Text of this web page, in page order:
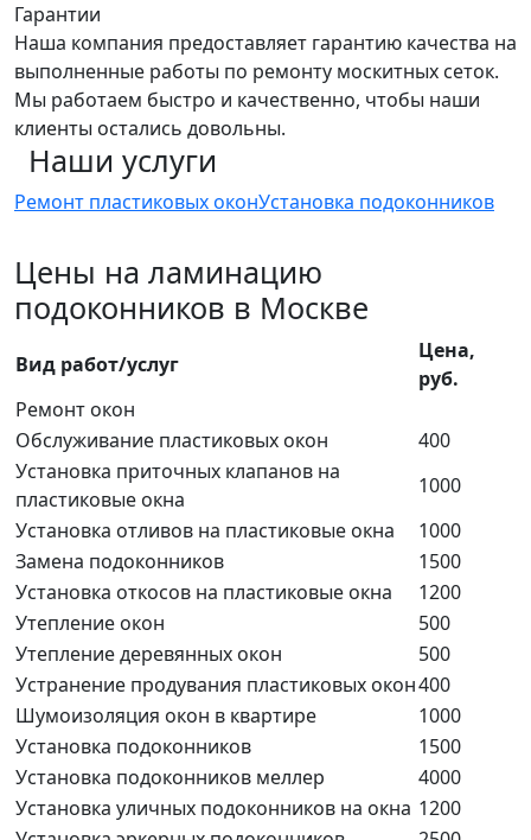
Гарантии
Наша компания предоставляет гарантию качества на
выполненные работы по ремонту москитных сеток.
Мы работаем быстро и качественно, чтобы наши
клиенты остались довольны.
Наши услуги
Ремонт пластиковых оконУстановка подоконников
Цены на ламинацию
подоконников в Москве
Вид paбoт/ycлyг
Цена,
руб.
Ремонт окон
Обслуживание пластиковых окон
400
Установка приточных клапанов на
пластиковые окна
1000
Установка отливов на пластиковые окна
1000
Замена подоконников
1500
Установка откосов на пластиковые окна
1200
Утепление окон
500
Утепление деревянных окон
500
Устранение продувания пластиковых окон400
Шумоизоляция окон в квартире
1000
Установка подоконников
1500
Установка подоконников меллер
4000
Установка уличных подоконников на окна 1200